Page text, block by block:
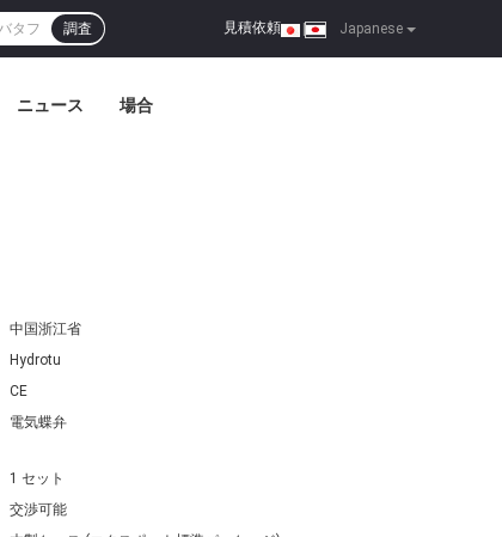
Japanese
見積依頼 |
調査
ニュース 場合
中国浙江省
Hydrotu
CE
電気蝶弁
1 セット
交渉可能